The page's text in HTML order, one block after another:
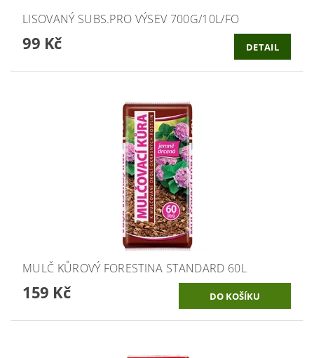
LISOVANÝ SUBS.PRO VÝSEV 700G/10L/FO
99 Kč DETAIL
MULČ KŮROVÝ FORESTINA STANDARD 60L
159 Kč